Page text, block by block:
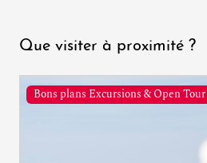
Que visiter à proximité ?
Bons plans Excursions & Open Tour